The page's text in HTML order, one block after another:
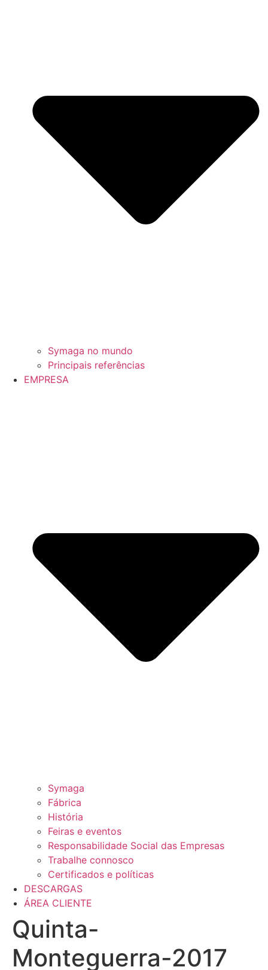
Symaga no mundo
Principais referências
EMPRESA
Symaga
Fábrica
História
Feiras e eventos
Responsabilidade Social das Empresas
Trabalhe connosco
Certificados e políticas
DESCARGAS
ÁREA CLIENTE
Quinta-
Monteguerra-2017